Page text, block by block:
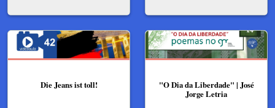
Die Jeans ist toll!
"O Dia da Liberdade" | José
Jorge Letria